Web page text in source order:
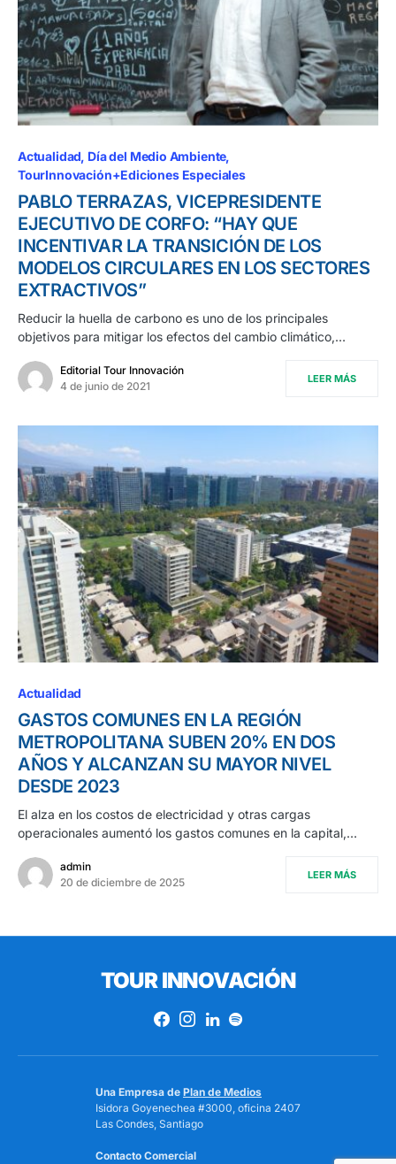
Actualidad Día del Medio Ambiente
TourInnovación+Ediciones Especiales
PABLO TERRAZAS, VICEPRESIDENTE
EJECUTIVO DE CORFO: “HAY QUE
INCENTIVAR LA TRANSICIÓN DE LOS
MODELOS CIRCULARES EN LOS SECTORES
EXTRACTIVOS”
Reducir la huella de carbono es uno de los principales
objetivos para mitigar los efectos del cambio climático,…
Editorial Tour Innovación
4 de junio de 2021
LEER MÁS
Actualidad
GASTOS COMUNES EN LA REGIÓN
METROPOLITANA SUBEN 20% EN DOS
AÑOS Y ALCANZAN SU MAYOR NIVEL
DESDE 2023
El alza en los costos de electricidad y otras cargas
operacionales aumentó los gastos comunes en la capital,…
admin
20 de diciembre de 2025
LEER MÁS
TOUR INNOVACIÓN
Una Empresa de Plan de Medios
Isidora Goyenechea #3000, oficina 2407
Las Condes, Santiago
Contacto Comercial